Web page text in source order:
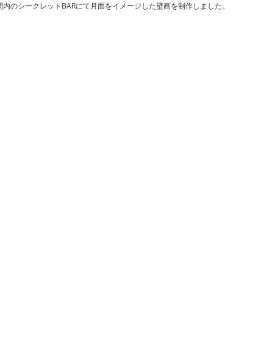
内のシークレットBARにて月面をイメージした壁画を制作しました。